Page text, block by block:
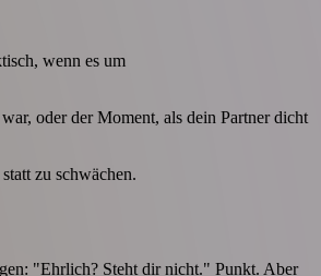
wenn es um
oder der Moment, als dein Partner dicht
zu schwächen.
"Ehrlich? Steht dir nicht." Punkt. Aber